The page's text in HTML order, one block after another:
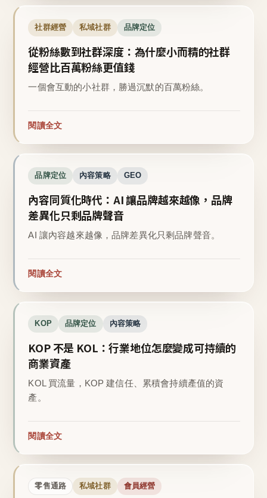
社群經營 私域社群 品牌定位
從粉絲數到社群深度：為什麼小而精的社群
經營比百萬粉絲更值錢
一個會互動的小社群，勝過沉默的百萬粉絲。
閱讀全文
品牌定位 內容策略 GEO
內容同質化時代：AI 讓品牌越來越像，品牌
差異化只剩品牌聲音
AI 讓內容越來越像，品牌差異化只剩品牌聲音。
閱讀全文
KOP 品牌定位 內容策略
KOP 不是 KOL：行業地位怎麼變成可持續的
商業資產
KOL 買流量，KOP 建信任、累積會持續產值的資
產。
閱讀全文
零售通路 私域社群 會員經營